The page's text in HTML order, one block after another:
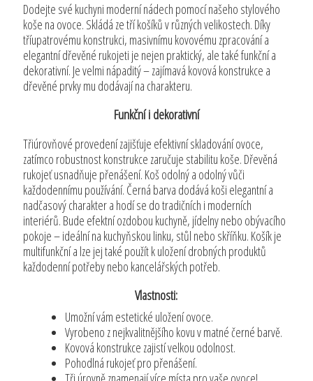
Dodejte své kuchyni moderní nádech pomocí našeho stylového
koše na ovoce. Skládá ze tří košíků v různých velikostech. Díky
tříupatrovému konstrukci, masivnímu kovovému zpracování a
elegantní dřevěné rukojeti je nejen praktický, ale také funkční a
dekorativní. Je velmi nápaditý – zajímavá kovová konstrukce a
dřevěné prvky mu dodávají na charakteru.
Funkční i dekorativní
Třiúrovňové provedení zajišťuje efektivní skladování ovoce,
zatímco robustnost konstrukce zaručuje stabilitu koše. Dřevěná
rukojeť usnadňuje přenášení. Koš odolný a odolný vůči
každodennímu používání. Černá barva dodává koši elegantní a
nadčasový charakter a hodí se do tradičních i moderních
interiérů. Bude efektní ozdobou kuchyně, jídelny nebo obývacího
pokoje – ideální na kuchyňskou linku, stůl nebo skříňku. Košík je
multifunkční a lze jej také použít k uložení drobných produktů
každodenní potřeby nebo kancelářských potřeb.
Vlastnosti:
Umožní vám estetické uložení ovoce.
Vyrobeno z nejkvalitnějšího kovu v matné černé barvě.
Kovová konstrukce zajistí velkou odolnost.
Pohodlná rukojeť pro přenášení.